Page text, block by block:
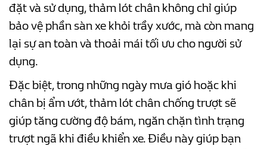
đặt và sử dụng, thảm lót chân không chỉ giúp
bảo vệ phần sàn xe khỏi trầy xước, mà còn mang
lại sự an toàn và thoải mái tối ưu cho người sử
dụng.
Đặc biệt, trong những ngày mưa gió hoặc khi
chân bị ẩm ướt, thảm lót chân chống trượt sẽ
giúp tăng cường độ bám, ngăn chặn tình trạng
trượt ngã khi điều khiển xe. Điều này giúp bạn